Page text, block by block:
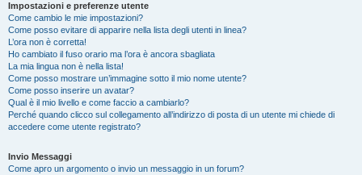
Impostazioni e preferenze utente
Come cambio le mie impostazioni?
Come posso evitare di apparire nella lista degli utenti in linea?
L’ora non è corretta!
Ho cambiato il fuso orario ma l’ora è ancora sbagliata
La mia lingua non è nella lista!
Come posso mostrare un’immagine sotto il mio nome utente?
Come posso inserire un avatar?
Qual è il mio livello e come faccio a cambiarlo?
Perché quando clicco sul collegamento all’indirizzo di posta di un utente mi chiede di
accedere come utente registrato?
Invio Messaggi
Come apro un argomento o invio un messaggio in un forum?